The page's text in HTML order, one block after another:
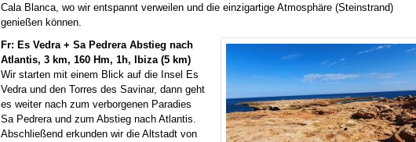
Cala Blanca, wo wir entspannt verweilen und die einzigartige Atmosphäre (Steinstrand)
genießen können.
Fr: Es Vedra + Sa Pedrera Abstieg nach
Atlantis, 3 km, 160 Hm, 1h, Ibiza (5 km)
Wir starten mit einem Blick auf die Insel Es
Vedra und den Torres des Savinar, dann geht
es weiter nach zum verborgenen Paradies
Sa Pedrera und zum Abstieg nach Atlantis.
Abschließend erkunden wir die Altstadt von